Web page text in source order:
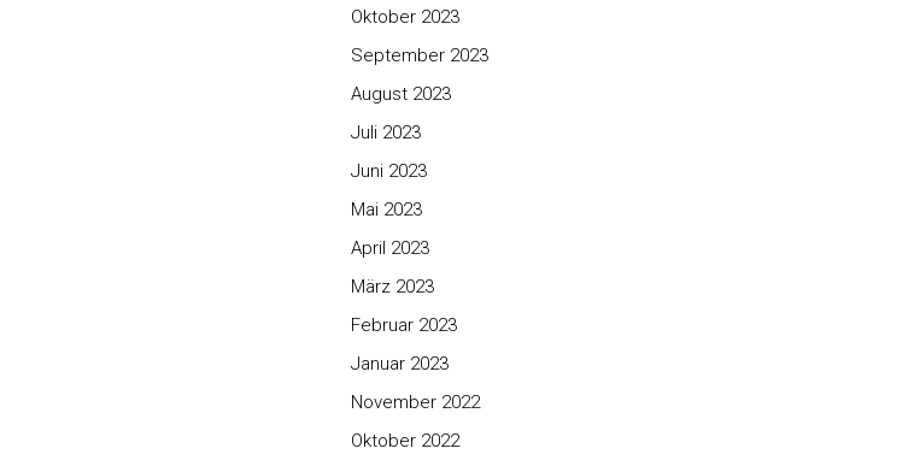
Oktober 2023
September 2023
August 2023
Juli 2023
Juni 2023
Mai 2023
April 2023
März 2023
Februar 2023
Januar 2023
November 2022
Oktober 2022